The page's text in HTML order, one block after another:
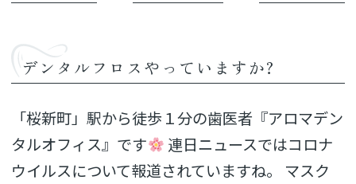
デンタルフロスやっていますか?
「桜新町」駅から徒歩１分の歯医者『アロマデン
タルオフィス』です
連日ニュースではコロナ
ウイルスについて報道されていますね。 マスク